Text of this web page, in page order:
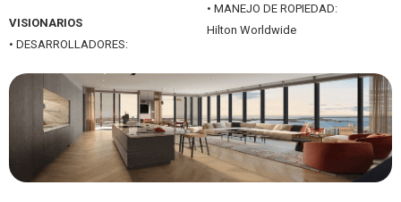
VISIONARIOS
• DESARROLLADORES:
• MANEJO DE ROPIEDAD:
Hilton Worldwide